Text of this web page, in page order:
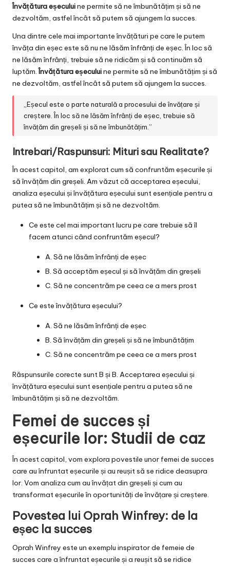
Învățătura eșeculuine permite să ne îmbunătățim și să ne
dezvoltăm, astfel încât să putem să ajungem la succes.
Una dintre cele mai importante învățături pe care le putem
învăța din eșec este să nu ne lăsăm înfrânți de eșec. În loc să
ne lăsăm înfrânți, trebuie să ne ridicăm și să continuăm să
luptăm.Învățătura eșeculuine permite să ne îmbunătățim și să
ne dezvoltăm, astfel încât să putem să ajungem la succes.
„Eșecul este o parte naturală a procesului de învățare și
creștere. În loc să ne lăsăm înfrânți de eșec, trebuie să
învățăm din greșeli și să ne îmbunătățim.”
Intrebari/Raspunsuri: Mituri sau Realitate?
În acest capitol, am explorat cum să confruntăm eșecurile și
să învățăm din greșeli. Am văzut că acceptarea eșecului,
analiza eșecului și învățătura eșecului sunt esențiale pentru a
putea să ne îmbunătățim și să ne dezvoltăm.
Ce este cel mai important lucru pe care trebuie să îl
facem atunci când confruntăm eșecul?
A. Să ne lăsăm înfrânți de eșec
B. Să acceptăm eșecul și să învățăm din greșeli
C. Să ne concentrăm pe ceea ce a mers prost
Ce este învățătura eșecului?
A. Să ne lăsăm înfrânți de eșec
B. Să învățăm din greșeli și să ne îmbunătățim
C. Să ne concentrăm pe ceea ce a mers prost
Răspunsurile corecte sunt B și B. Acceptarea eșecului și
învățătura eșecului sunt esențiale pentru a putea să ne
îmbunătățim și să ne dezvoltăm.
Femei de succes și
eșecurile lor: Studii de caz
În acest capitol, vom explora povestile unor femei de succes
care au înfruntat eșecurile și au reușit să se ridice deasupra
lor. Vom analiza cum au învățat din greșeli și cum au
transformat eșecurile în oportunități de învățare și creștere.
Povestea lui Oprah Winfrey: de la
eșec la succes
Oprah Winfrey este un exemplu inspirator de femeie de
succes care a înfruntat eșecurile și a reușit să se ridice